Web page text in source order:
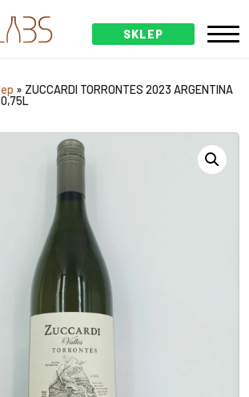
SKLEP
» ZUCCARDI TORRONTES 2023 ARGENTINA